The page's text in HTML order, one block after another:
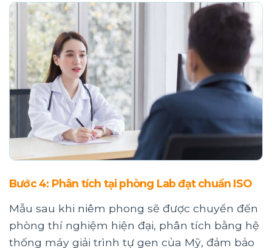
Bước 4: Phân tích tại phòng Lab đạt chuẩn ISO
Mẫu sau khi niêm phong sẽ được chuyển đến
phòng thí nghiệm hiện đại, phân tích bằng hệ
thống máy giải trình tự gen của Mỹ, đảm bảo